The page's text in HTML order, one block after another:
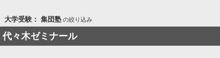
大学受験： 集団塾の絞り込み
代々木ゼミナール